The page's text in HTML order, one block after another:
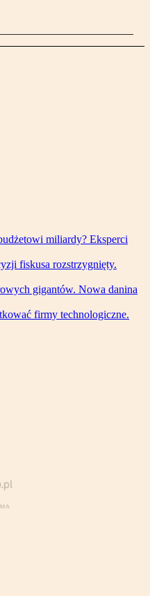
miliardy? Eksperci
fiskusa rozstrzygnięty.
gigantów. Nowa danina
firmy technologiczne.